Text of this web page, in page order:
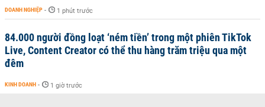
DOANH NGHIỆP - 1 phút trước
84.000 người đồng loạt ‘ném tiền’ trong một phiên TikTok
Live, Content Creator có thể thu hàng trăm triệu qua một
đêm
KINH DOANH - 1 giờ trước